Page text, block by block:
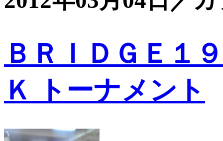
ＢＲＩＤＧＥ１
Ｋ トーナメント